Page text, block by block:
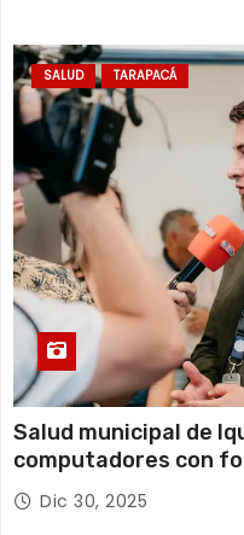
SALUD TARAPACÁ
Salud municipal de
computadores con
Tarapacá
Dic 30, 2025